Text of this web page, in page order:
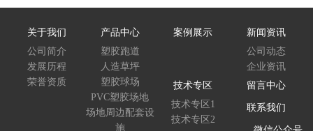
关于我们
公司简介
发展历程
荣誉资质
产品中心
塑胶跑道
人造草坪
塑胶球场
PVC塑胶场地
场地周边配套设
施
案例展示
新闻资讯
公司动态
企业资讯
技术专区
技术专区1
技术专区2
留言中心
联系我们